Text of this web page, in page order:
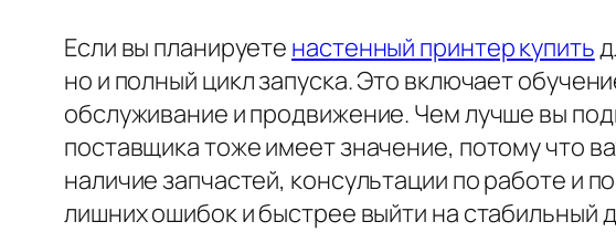
Если вы планируете настенный принтер купить
но и полный цикл запуска. Это включает
обслуживание и продвижение. Чем лучше вы
поставщика тоже имеет значение, потому что
наличие запчастей, консультации по работе и
лишних ошибок и быстрее выйти на стабильный